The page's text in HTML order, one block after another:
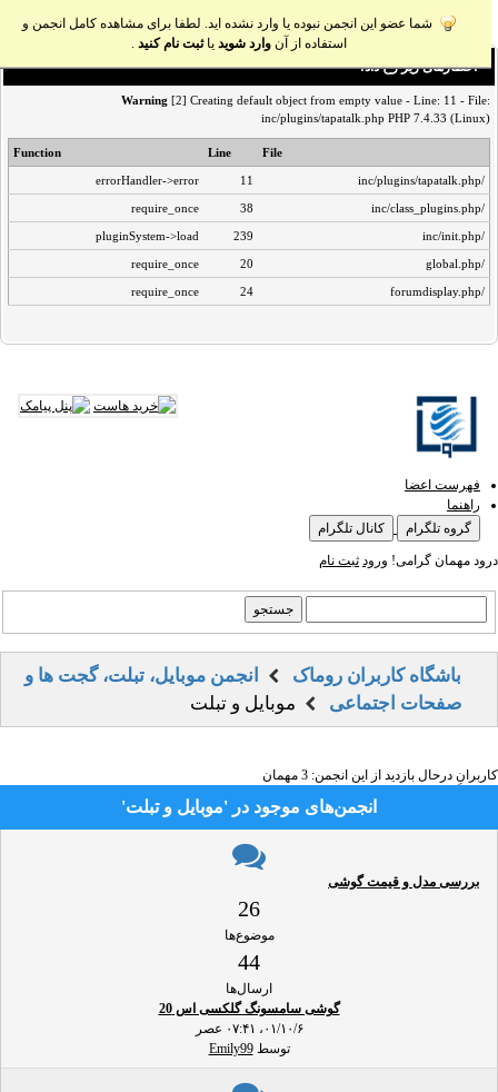
شما عضو این انجمن نبوده یا وارد نشده اید. لطفا برای مشاهده کامل انجمن و
استفاده از آنوارد شویدیاثبت نام کنید.
اخطار‌های زیر رخ داد:
Warning[2] Creating default object from empty value - Line: 11 - File:
inc/plugins/tapatalk.php PHP 7.4.33 (Linux)
File
Line
Function
11
errorHandler->error
38
require_once
239
pluginSystem->load
20
require_once
24
require_once
فهرست اعضا
راهنما
گروه تلگرام
کانال تلگرام
مهمان گرامی!ورود ثبت نام
باشگاه کاربران روماک
انجمن موبایل، تبلت، گجت ها و
صفحات اجتماعی
موبایل و تبلت
درحال بازدید از این انجمن: 3 مهمان
انجمن‌های موجود در 'موبایل و تبلت'
بررسی مدل و قیمت گوشی
26
موضوع‌ها
44
ارسال‌ها
گوشی سامسونگ گلکسی اس 20
۰۱/۱۰/۶، ۰۷:۴۱ عصر
توسطEmily99